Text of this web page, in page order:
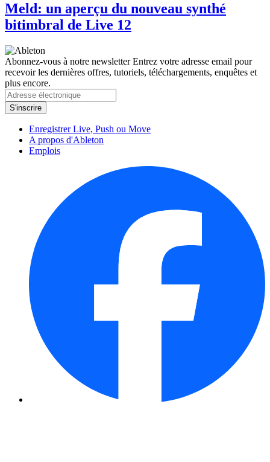
Meld: un aperçu du nouveau synthé
bitimbral de Live 12
Abonnez-vous à notre newsletterEntrez votre adresse email pour
recevoir les dernières offres, tutoriels, téléchargements, enquêtes et
plus encore.
Enregistrer Live, Push ou Move
A propos d'Ableton
Emplois